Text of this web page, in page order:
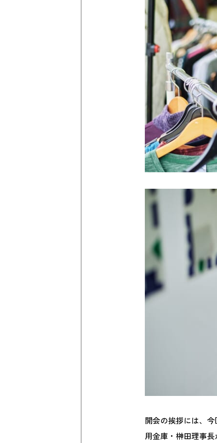
開会の挨拶には、
用金庫・榊田理事